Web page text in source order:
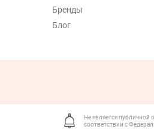
Бренды
Блог
Не является публичной
соответствии с